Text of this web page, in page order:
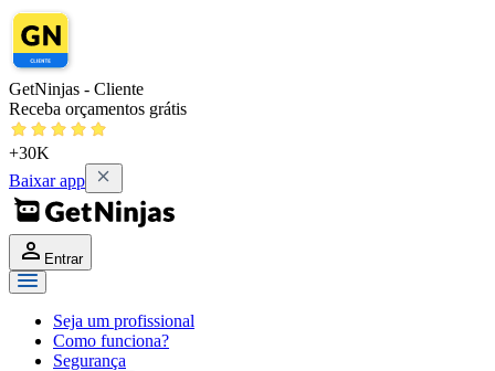
GetNinjas - Cliente
Receba orçamentos grátis
+30K
Baixar app
Entrar
Seja um profissional
Como funciona?
Segurança